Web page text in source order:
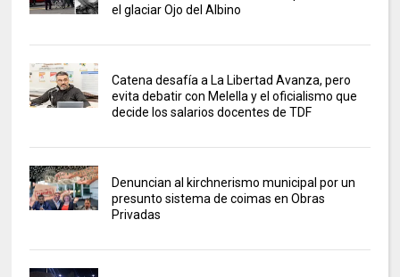
el glaciar Ojo del Albino
Catena desafía a La Libertad Avanza, pero
evita debatir con Melella y el oficialismo que
decide los salarios docentes de TDF
Denuncian al kirchnerismo municipal por un
presunto sistema de coimas en Obras
Privadas